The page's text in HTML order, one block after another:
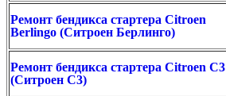
Ремонт бендикса стартера Citroen
Berlingo (Ситроен Берлинго)
Ремонт бендикса стартера Citroen C3
(Ситроен С3)